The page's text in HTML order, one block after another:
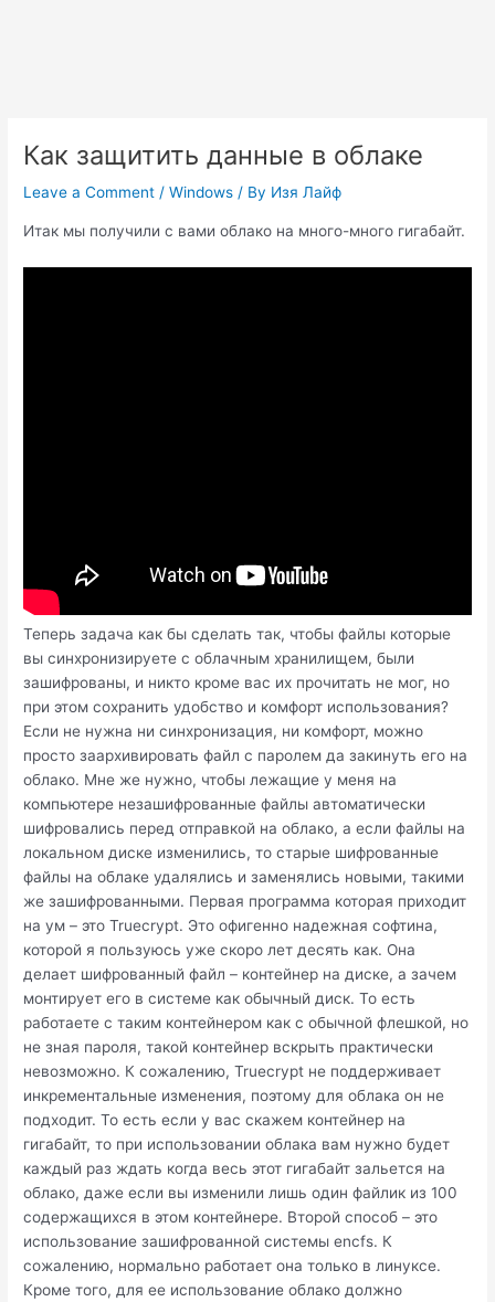
Как защитить данные в облаке
Leave a Comment /Windows / By Изя Лайф
Итак мы получили с вами облако на много-много гигабайт.
Теперь задача как бы сделать так, чтобы файлы которые
вы синхронизируете с облачным хранилищем, были
зашифрованы, и никто кроме вас их прочитать не мог, но
при этом сохранить удобство и комфорт использования?
Если не нужна ни синхронизация, ни комфорт, можно
просто заархивировать файл с паролем да закинуть его на
облако. Мне же нужно, чтобы лежащие у меня на
компьютере незашифрованные файлы автоматически
шифровались перед отправкой на облако, а если файлы на
локальном диске изменились, то старые шифрованные
файлы на облаке удалялись и заменялись новыми, такими
же зашифрованными. Первая программа которая приходит
на ум – это Truecrypt. Это офигенно надежная софтина,
которой я пользуюсь уже скоро лет десять как. Она
делает шифрованный файл – контейнер на диске, а зачем
монтирует его в системе как обычный диск. То есть
работаете с таким контейнером как с обычной флешкой, но
не зная пароля, такой контейнер вскрыть практически
невозможно. К сожалению, Truecrypt не поддерживает
инкрементальные изменения, поэтому для облака он не
подходит. То есть если у вас скажем контейнер на
гигабайт, то при использовании облака вам нужно будет
каждый раз ждать когда весь этот гигабайт зальется на
облако, даже если вы изменили лишь один файлик из 100
содержащихся в этом контейнере. Второй способ – это
использование зашифрованной системы encfs. К
сожалению, нормально работает она только в линуксе.
Кроме того, для ее использование облако должно